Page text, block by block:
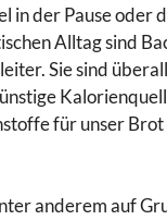
in der Pause oder
Alltag sind
Sie sind
für unser
anderem auf